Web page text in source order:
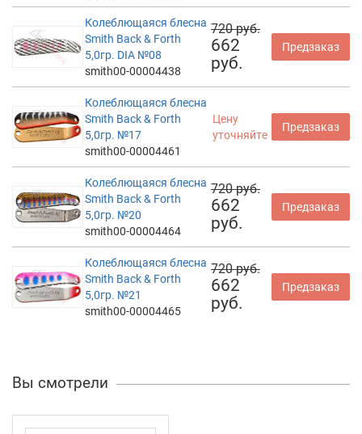
Колеблющаяся блесна
Smith Back & Forth
5,0гр. DIA №08
smith00-00004438
720 руб.
662
руб.
Предзаказ
Колеблющаяся блесна
Smith Back & Forth
5,0гр. №17
smith00-00004461
Цену
уточняйте
Предзаказ
Колеблющаяся блесна
Smith Back & Forth
5,0гр. №20
smith00-00004464
720 руб.
662
руб.
Предзаказ
Колеблющаяся блесна
Smith Back & Forth
5,0гр. №21
smith00-00004465
720 руб.
662
руб.
Предзаказ
Вы смотрели